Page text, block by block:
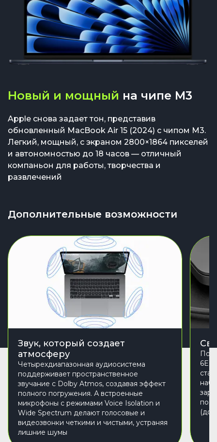
Новый и мощный на чипе M3
Apple снова задает тон, представив
обновленный MacBook Air 15 (2024) с чипом M3.
Легкий, мощный, с экраном 2800×1864 пикселей
и автономностью до 18 часов — отличный
компаньон для работы, творчества и
развлечений
Дополнительные возможности
Звук, который создает
атмосферу
Четырехдиапазонная аудиосистема
поддерживает пространственное
звучание с Dolby Atmos, создавая эффект
полного погружения. А встроенные
микрофоны с режимами Voice Isolation и
Wide Spectrum делают голосовые и
видеозвонки четкими и чистыми, устраняя
лишние шумы
6E
(до